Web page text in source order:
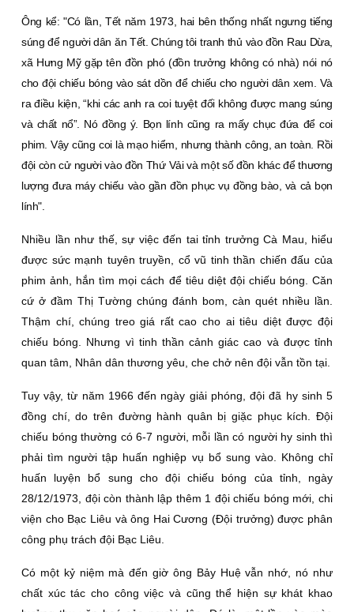
Ông kể: "Có lần, Tết năm 1973, hai bên thống nhất ngưng tiếng
súng để người dân ăn Tết. Chúng tôi tranh thủ vào đồn Rau Dừa,
xã Hưng Mỹ gặp tên đồn phó (đồn trưởng không có nhà) nói nó
cho đội chiếu bóng vào sát dồn để chiếu cho người dân xem. Và
ra điều kiện, “khi các anh ra coi tuyệt đối không được mang súng
và chất nổ”. Nó đồng ý. Bọn lính cũng ra mấy chục đứa để coi
phim. Vậy cũng coi là mạo hiểm, nhưng thành công, an toàn. Rồi
đội còn cử người vào đồn Thứ Vải và một số đồn khác để thương
lượng đưa máy chiếu vào gần đồn phục vụ đồng bào, và cả bọn
lính".
Nhiều lần như thế, sự việc đến tai tỉnh trưởng Cà Mau, hiểu
được sức mạnh tuyên truyền, cổ vũ tinh thần chiến đấu của
phim ảnh, hắn tìm mọi cách để tiêu diệt đội chiếu bóng. Căn
cứ ở đầm Thị Tường chúng đánh bom, càn quét nhiều lần.
Thậm chí, chúng treo giá rất cao cho ai tiêu diệt được đội
chiếu bóng. Nhưng vì tinh thần cảnh giác cao và được tỉnh
quan tâm, Nhân dân thương yêu, che chở nên đội vẫn tồn tại.
Tuy vậy, từ năm 1966 đến ngày giải phóng, đội đã hy sinh 5
đồng chí, do trên đường hành quân bị giặc phục kích. Đội
chiếu bóng thường có 6-7 người, mỗi lần có người hy sinh thì
phải tìm người tập huấn nghiệp vụ bổ sung vào. Không chỉ
huấn luyện bổ sung cho đội chiếu bóng của tỉnh, ngày
28/12/1973, đội còn thành lập thêm 1 đội chiếu bóng mới, chi
viện cho Bạc Liêu và ông Hai Cương (Đội trưởng) được phân
công phụ trách đội Bạc Liêu.
Có một kỷ niệm mà đến giờ ông Bảy Huệ vẫn nhớ, nó như
chất xúc tác cho công việc và cũng thể hiện sự khát khao